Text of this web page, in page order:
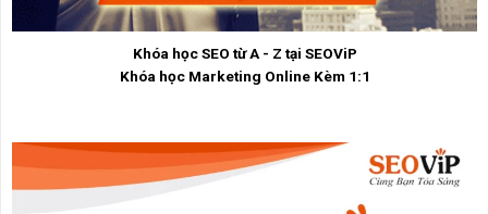
Khóa học SEO từ A - Z tại SEOViP
Khóa học Marketing Online Kèm 1:1